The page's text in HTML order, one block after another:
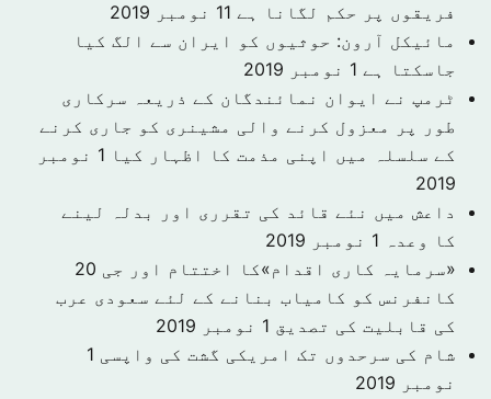
فریقوں پر حکم لگانا ہے 11 نومبر 2019
مائیکل آرون: حوثیوں کو ایران سے الگ کیا
جاسکتا ہے 1 نومبر 2019
ٹرمپ نے ایوان نمائندگان کے ذریعہ سرکاری
طور پر معزول کرنے والی مشینری کو جاری کرنے
کے سلسلہ میں اپنی مذمت کا اظہار کیا
1 نومبر
2019
داعش میں نئے قائد کی تقرری اور بدلہ لینے
کا وعدہ 1 نومبر 2019
«سرمایہ کاری اقدام»کا اختتام اور جی 20
کانفرنس کو کامیاب بنانے کے لئے سعودی عرب
کی قابلیت کی تصدیق 1 نومبر 2019
شام کی سرحدوں تک امریکی گشت کی واپسی 1
نومبر 2019